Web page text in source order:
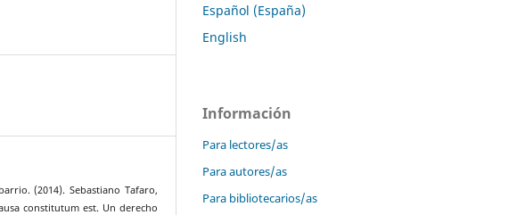
(2014). Sebastiano Tafaro,
constitutum est. Un derecho
Español (España)
English
Información
Para lectores/as
Para autores/as
Para bibliotecarios/as